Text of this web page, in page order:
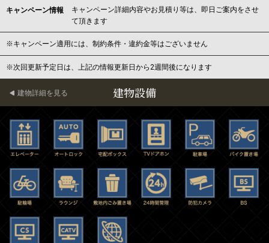
キャンペーン情報
キャンペーン詳細内容やお見積り等は、即日ご案内をさせ
て頂きます
※キャンペーン適用には、制約条件・違約金等はございません
※次回更新予定日は、上記の情報更新日から2週間後になります
建物設備
建物詳細を見る